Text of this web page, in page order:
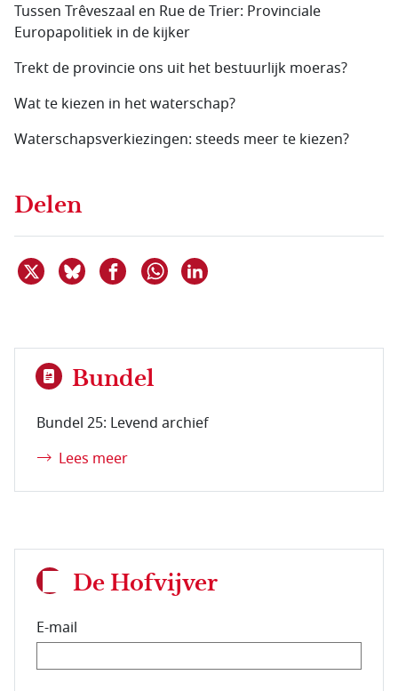
Tussen Trêveszaal en Rue de Trier: Provinciale
Europapolitiek in de kijker
Trekt de provincie ons uit het bestuurlijk moeras?
Wat te kiezen in het waterschap?
Waterschapsverkiezingen: steeds meer te kiezen?
Delen
Deel dit item op X
Deel dit item op Bluesky
Deel dit item op Facebook
Delen via WhatsApp
Bundel
Bundel 25: Levend archief
Lees meer
De Hofvijver
E-mail